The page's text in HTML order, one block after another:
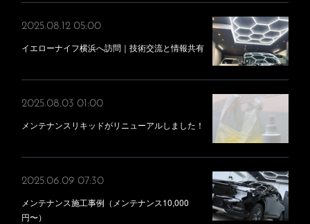
2025.08.12 05:00
イエローナイフ横浜へ訪問｜技術交流と情報共有
2025.08.03 01:00
メンテナンスリキッドがリニューアルしました！
2025.06.09 07:30
メンテナンス施工事例（メンテナンス10,000
円〜）